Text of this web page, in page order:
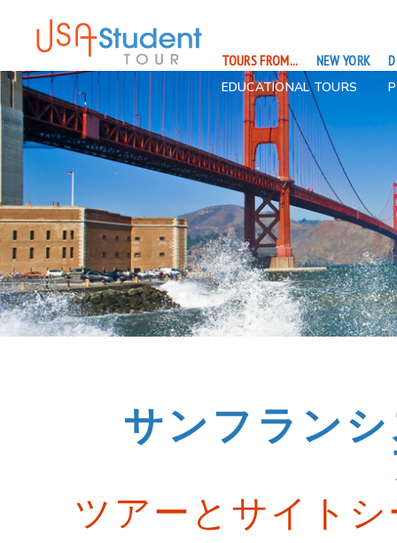
TOURS FROM... NEW YORK
EDUCATIONAL TOURS
サンフラン
ツアーとサイト